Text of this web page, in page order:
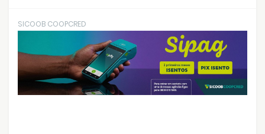
SICOOB COOPCRED